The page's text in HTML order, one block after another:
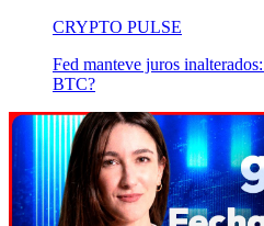
CRYPTO PULSE
Fed manteve juros
BTC?